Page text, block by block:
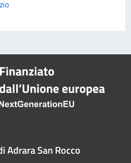
Adrara San Rocco